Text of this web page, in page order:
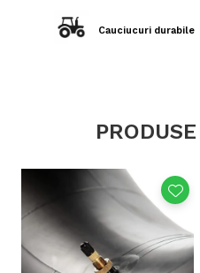
Cauciucuri durabile